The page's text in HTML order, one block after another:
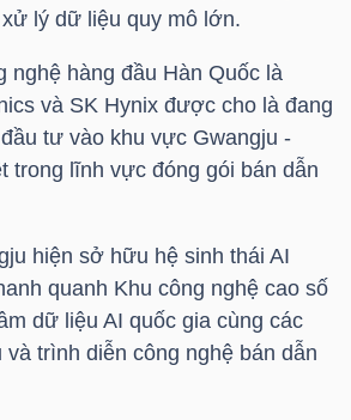
lý dữ liệu quy mô lớn.
nghệ hàng đầu Hàn Quốc là
và SK Hynix được cho là đang
tư vào khu vực Gwangju -
trong lĩnh vực đóng gói bán dẫn
hiện sở hữu hệ sinh thái AI
quanh Khu công nghệ cao số
dữ liệu AI quốc gia cùng các
trình diễn công nghệ bán dẫn